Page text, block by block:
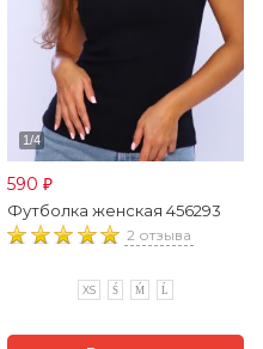
590 ₽
Футболка женская 456293
2 отзыва
XS Ś Ḿ Ĺ